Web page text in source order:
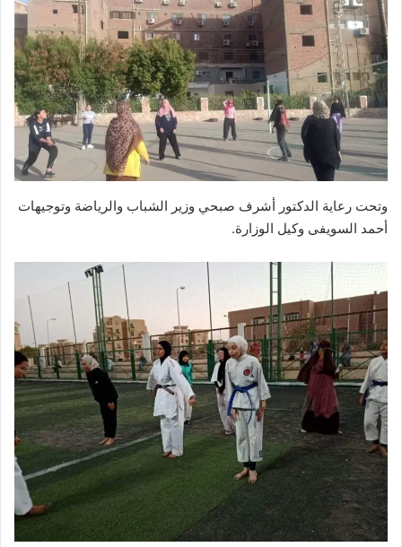
وتحت رعاية الدكتور أشرف صبحي وزير الشباب والرياضة وتوجيهات
أحمد السويفى وكيل الوزارة.